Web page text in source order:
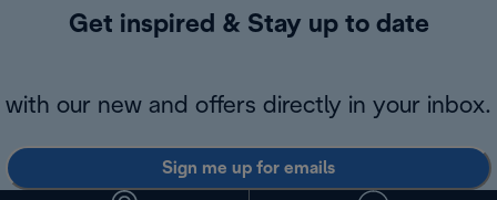
Get inspired & Stay up to date
with our new and offers directly in your inbox.
Sign me up for emails